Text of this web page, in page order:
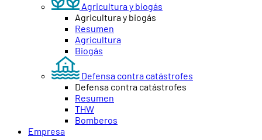
Agricultura y biogás
Agricultura y biogás
Resumen
Agricultura
Biogás
Defensa contra catástrofes
Defensa contra catástrofes
Resumen
THW
Bomberos
Empresa